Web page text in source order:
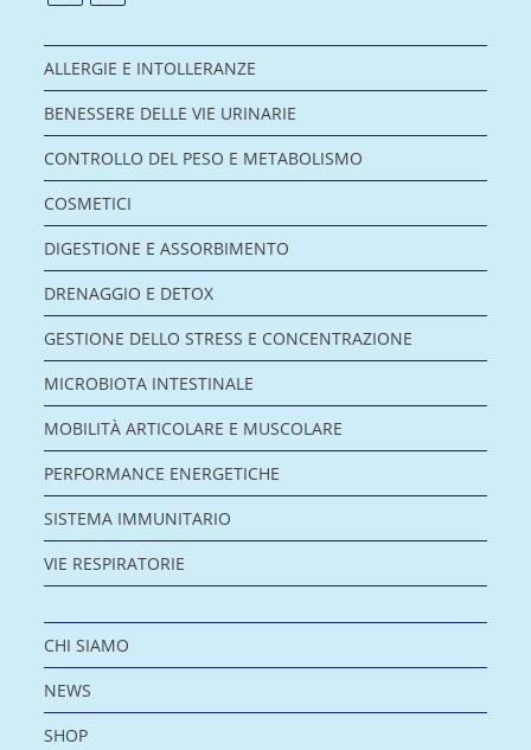
ALLERGIE E INTOLLERANZE
BENESSERE DELLE VIE URINARIE
CONTROLLO DEL PESO E METABOLISMO
COSMETICI
DIGESTIONE E ASSORBIMENTO
DRENAGGIO E DETOX
GESTIONE DELLO STRESS E CONCENTRAZIONE
MICROBIOTA INTESTINALE
MOBILITÀ ARTICOLARE E MUSCOLARE
PERFORMANCE ENERGETICHE
SISTEMA IMMUNITARIO
VIE RESPIRATORIE
CHI SIAMO
NEWS
SHOP